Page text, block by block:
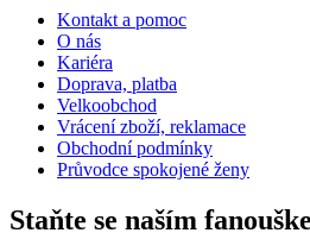
Kontakt a pomoc
O nás
Kariéra
Doprava, platba
Velkoobchod
Vrácení zboží, reklamace
Obchodní podmínky
Průvodce spokojené ženy
Staňte se naším